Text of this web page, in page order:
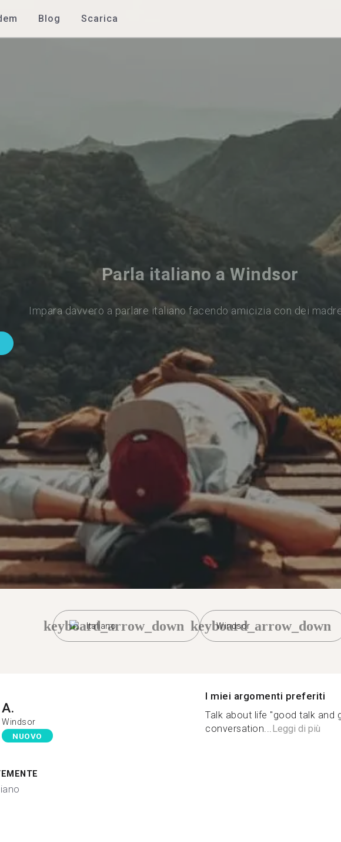
Blog Scarica
Parla italiano a Windsor
Impara davvero a parlare italiano facendo amicizia con dei
Italiano
keyboard_arrow_down Windsor
keyboard_arrow_down
A.
Windsor
NUOVO
I miei argomenti preferiti
Talk about life "good talk
conversation...Leggi di più